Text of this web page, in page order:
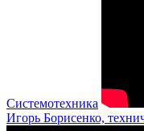
Системотехника
Игорь Борисенко,